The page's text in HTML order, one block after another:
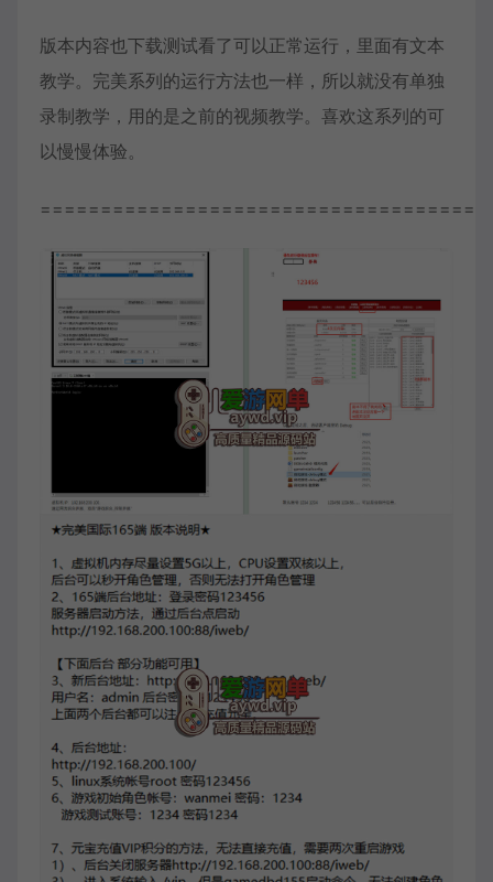
版本内容也下载测试看了可以正常运行，里面有文本
教学。完美系列的运行方法也一样，所以就没有单独
录制教学，用的是之前的视频教学。喜欢这系列的可
以慢慢体验。